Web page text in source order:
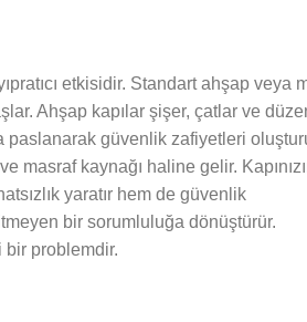
etkisidir. Standart ahşap veya
Ahşap kapılar şişer, çatlar ve
paslanarak güvenlik zafiyetleri
kaynağı haline gelir.
yaratır hem de güvenlik
bir sorumluluğa dönüştürür.
bir problemdir.